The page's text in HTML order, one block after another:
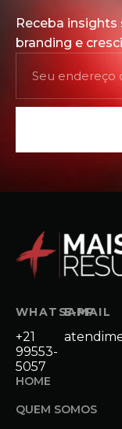
Receba
branding e
WHATSAPP
+21
99553-
5057
E-MAIL
HOME
QUEM SOMOS